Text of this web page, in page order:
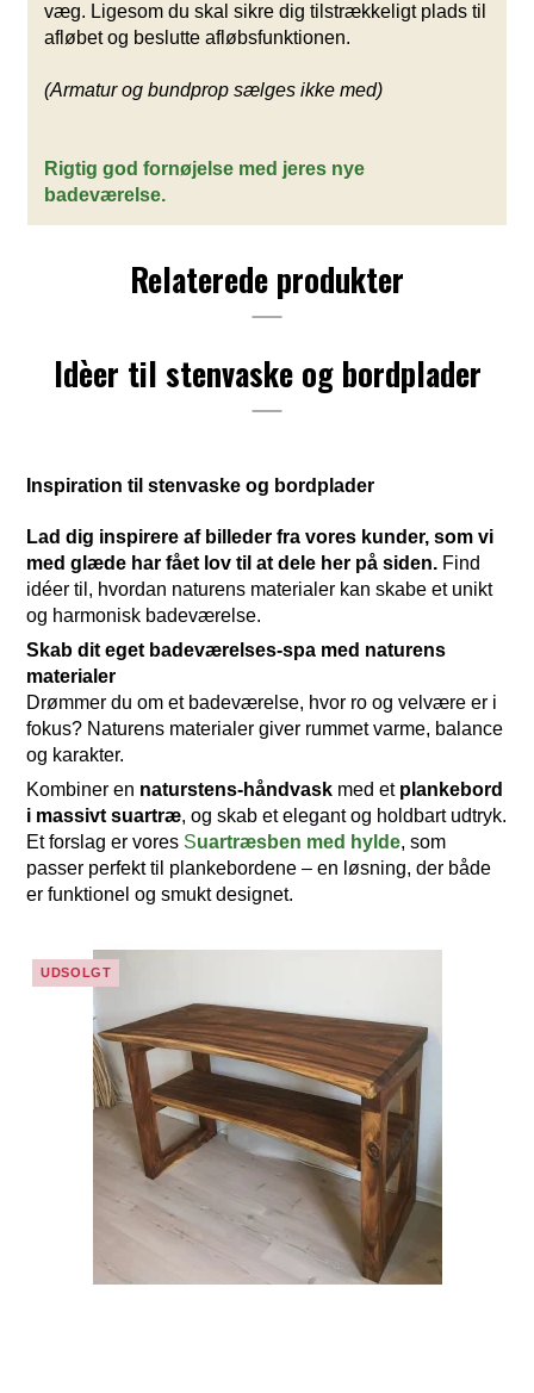
væg. Ligesom du skal sikre dig tilstrækkeligt plads til
afløbet og beslutte afløbsfunktionen.
(Armatur og bundprop sælges ikke med)
Rigtig god fornøjelse med jeres nye
badeværelse.
Relaterede produkter
Idèer til stenvaske og bordplader
Inspiration til stenvaske og bordplader
Lad dig inspirere af billeder fra vores kunder, som vi
med glæde har fået lov til at dele her på siden. Find
idéer til, hvordan naturens materialer kan skabe et unikt
og harmonisk badeværelse.
Skab dit eget badeværelses-spa med naturens
materialer
Drømmer du om et badeværelse, hvor ro og velvære er i
fokus? Naturens materialer giver rummet varme, balance
og karakter.
Kombiner en naturstens-håndvask med et plankebord
i massivt suartræ, og skab et elegant og holdbart udtryk.
Et forslag er vores Suartræsben med hylde, som
passer perfekt til plankebordene – en løsning, der både
er funktionel og smukt designet.
UDSOLGT